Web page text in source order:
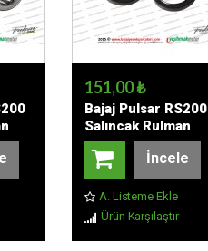
151,00 ₺
Bajaj Pulsar RS200
Salıncak Rulman
Keçe Seti
(22x29x4,5) 4 ADET
İncele
A. Listeme Ekle
Ürün Karşılaştır